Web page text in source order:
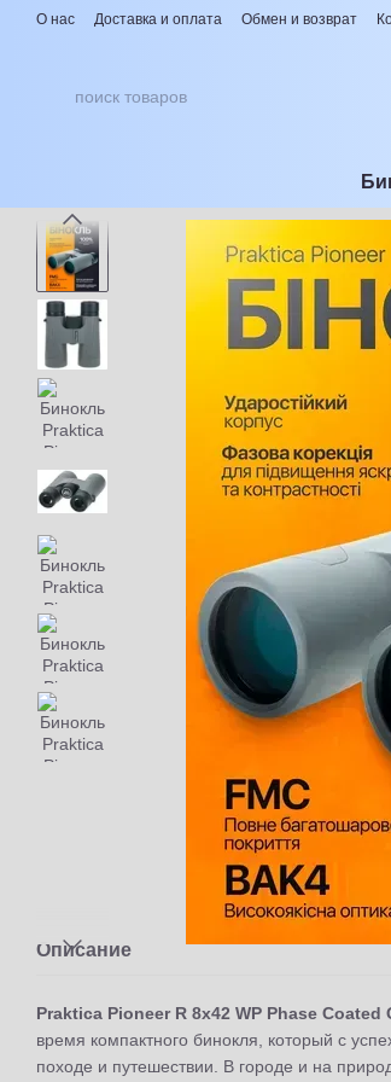
Перейти к основному контенту
О нас Доставка и оплата Обмен и возврат
Описание
Praktica Pioneer R 8x42 WP Phase Coated
время компактного бинокля, который с
походе и путешествии. В городе и на